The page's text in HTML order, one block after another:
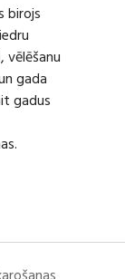
birojs
vēlēšanu
gada
gadus